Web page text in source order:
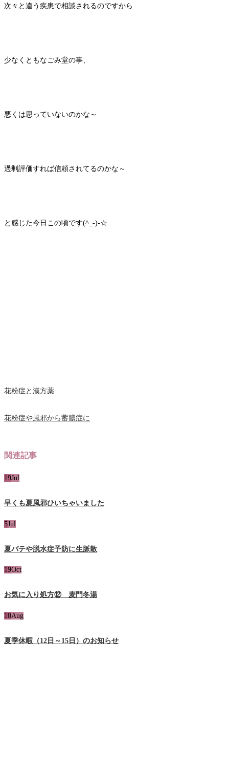
次々と違う疾患で相談されるのですから
少なくともなごみ堂の事、
悪くは思っていないのかな～
過剰評価すれば信頼されてるのかな～
と感じた今日この頃です(^_-)-☆
花粉症と漢方薬
花粉症や風邪から蓄膿症に
関連記事
19Jul
早くも夏風邪ひいちゃいました
5Jul
夏バテや脱水症予防に生脈散
19Oct
お気に入り処方⑫ 麦門冬湯
10Aug
夏季休暇（12日～15日）のお知らせ